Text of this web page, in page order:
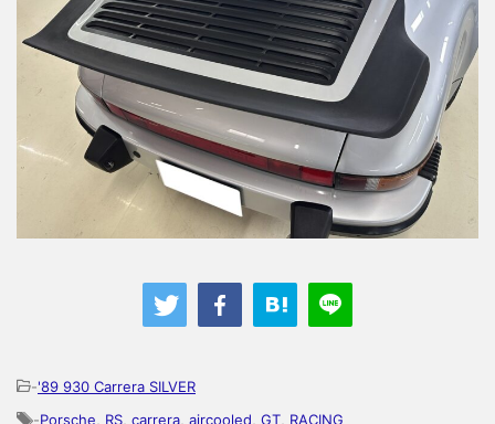
-'89 930 Carrera SILVER
-Porsche RS carrera aircooled GT RACING